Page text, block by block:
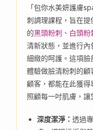
「包你水美妍護膚
刺調理課程，旨在
的黑頭粉刺、白頭粉
清新狀態，並進行
細緻的呵護。這項
體驗做臉清粉刺的
顧客，都能在此獲
照顧每一吋肌膚，讓
深度潔淨：透過